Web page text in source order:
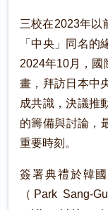
三校在2023年以
「中央」同名的
2024年10月，國
畫，拜訪日本中
成共識，決議推
的籌備與討論，
重要時刻。
簽署典禮於韓
（Park Sang-